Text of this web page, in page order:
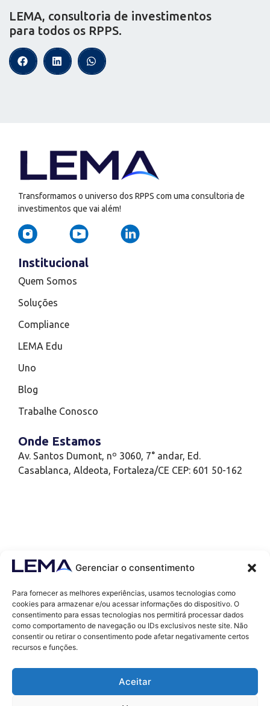
Gerenciar o consentimento
Para fornecer as melhores experiências, usamos tecnologias como
cookies para armazenar e/ou acessar informações do dispositivo. O
consentimento para essas tecnologias nos permitirá processar dados
como comportamento de navegação ou IDs exclusivos neste site. Não
consentir ou retirar o consentimento pode afetar negativamente certos
recursos e funções.
Aceitar
LEMA, consultoria de investimentos
para todos os RPPS.
Transformamos o universo dos RPPS com uma consultoria de
investimentos que vai além!
Institucional
Quem Somos
Soluções
Compliance
LEMA Edu
Uno
Blog
Trabalhe Conosco
Onde Estamos
Av. Santos Dumont, nº 3060, 7° andar, Ed.
Casablanca, Aldeota, Fortaleza/CE CEP: 601 50-162
Contatos
contato@lemaef.com.br
(85) 99868-3664